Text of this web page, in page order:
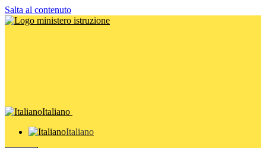
Salta al contenuto
Italiano
Italiano